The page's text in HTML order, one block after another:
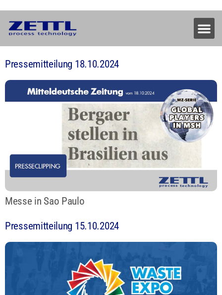
Pressemitteilung 18.10.2024
Messe in Sao Paulo
Pressemitteilung 15.10.2024